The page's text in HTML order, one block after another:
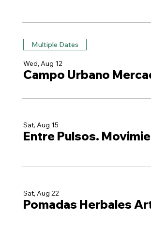
Multiple Dates
Wed, Aug 12
Campo Urbano
Sat, Aug 15
Entre Pulsos.
Sat, Aug 22
Pomadas Herbales